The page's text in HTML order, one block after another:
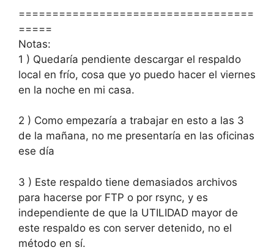
===================================
=====
Notas:
1 ) Quedaría pendiente descargar el respaldo
local en frío, cosa que yo puedo hacer el viernes
en la noche en mi casa.
2 ) Como empezaría a trabajar en esto a las 3
de la mañana, no me presentaría en las oficinas
ese día
3 ) Este respaldo tiene demasiados archivos
para hacerse por FTP o por rsync, y es
independiente de que la UTILIDAD mayor de
este respaldo es con server detenido, no el
método en sí.